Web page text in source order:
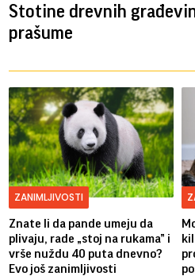
Stotine drevnih
prašume
ZANIMLJIVOSTI
Znate li da pande umeju da
plivaju, rade „stoj na rukama” i
vrše nuždu 40 puta dnevno?
Evo još zanimljivosti